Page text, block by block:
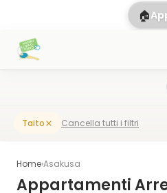
🏠
Taito Cancella tutti i filtri
Home›Asakusa
Appartamenti